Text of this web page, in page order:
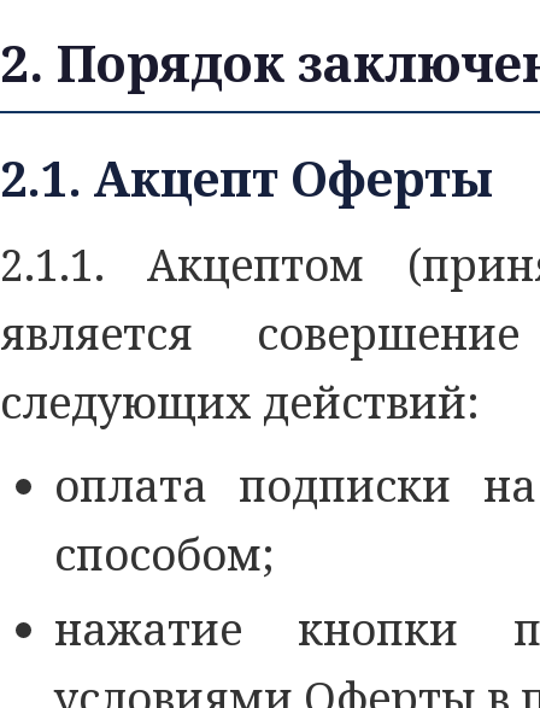
2. Порядок
2.1. Акцепт Оферты
2.1.1. Акцептом
является
следующих действий:
оплата подписки
способом;
нажатие кнопки